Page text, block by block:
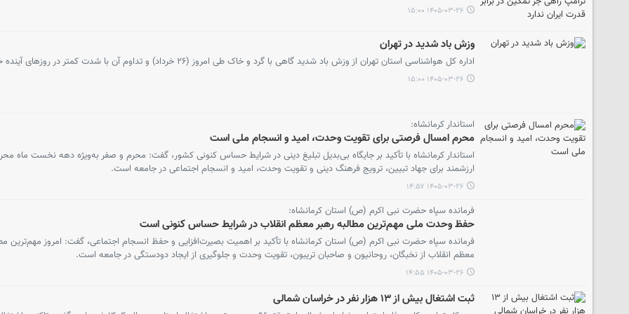
۱۴۰۵-۰۳-۲۶ ۱۵:۰۰
وزش باد شدید در تهران
اداره کل هواشناسی استان تهران از وزش باد شدید گاهی با گرد و خاک طی امروز (۲۶ خرداد) و تداوم آن با شدت کمتر در روزهای آینده خبر داد.
۱۴۰۵-۰۳-۲۶ ۱۵:۰۰
استاندار کرمانشاه:
محرم امسال فرصتی برای تقویت وحدت، امید و انسجام ملی است
استاندار کرمانشاه با تأکید بر جایگاه بی‌بدیل تبلیغ دینی در شرایط حساس کنونی کشور، گفت: محرم و صفر به‌ویژه دهه نخست ماه
ارزشمند برای جهاد تبیین، ترویج فرهنگ دینی و تقویت وحدت، امید و انسجام اجتماعی در جامعه است.
۱۴۰۵-۰۳-۲۶ ۱۴:۵۷
فرمانده سپاه حضرت نبی اکرم (ص) استان کرمانشاه:
حفظ وحدت ملی مهم‌ترین مطالبه رهبر معظم انقلاب در شرایط حساس کنونی است
فرمانده سپاه حضرت نبی اکرم (ص) استان کرمانشاه با تأکید بر اهمیت بصیرت‌افزایی و حفظ انسجام اجتماعی، گفت: امروز مهم‌ترین
معظم انقلاب از نخبگان، روحانیون و صاحبان تریبون، تقویت وحدت و جلوگیری از ایجاد دودستگی در جامعه است.
۱۴۰۵-۰۳-۲۶ ۱۴:۵۵
ثبت اشتغال بیش از ۱۳ هزار نفر در خراسان شمالی